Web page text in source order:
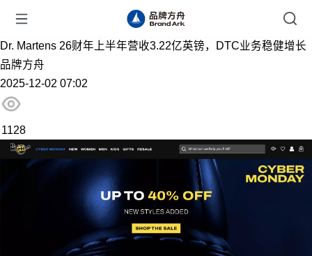
Dr. Martens 26财年上半年营收3.22亿英镑，DTC业务稳健增长
品牌方舟
2025-12-02 07:02
1128